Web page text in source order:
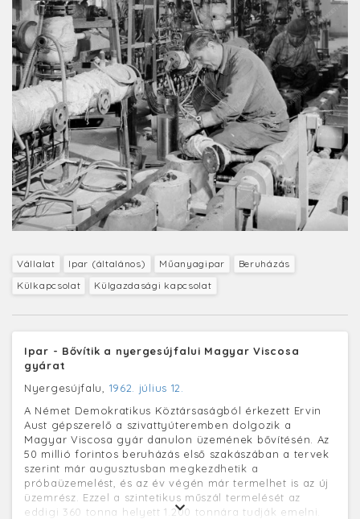
Vállalat Ipar (általános) Műanyagipar
Beruházás
Külkapcsolat
Külgazdasági kapcsolat
Ipar - Bővítik a nyergesújfalui Magyar Viscosa
gyárat
Nyergesújfalu, 1962. július 12.
A Német Demokratikus Köztársaságból érkezett Ervin
Aust gépszerelő a szivattyúteremben dolgozik a
Magyar Viscosa gyár danulon üzemének bővítésén. Az
50 millió forintos beruházás első szakászában a tervek
szerint már augusztusban megkezdhetik a
próbaüzemelést, és az év végén már termelhet is az új
üzemrész. Ezzel a szintetikus műszál termelését az
eddigi 360 tonna helyett 1.200 tonnára tudják emelni.